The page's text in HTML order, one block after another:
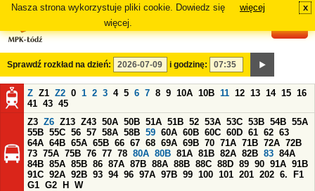
Nasza strona wykorzystuje pliki cookie. Dowiedz się
więcej.
więcej x
Sprawdź rozkład na dzień: i godzinę:
Z Z1 Z2 0 1 2 3 4 5 6 7 8 9 10A 10B 11 12 13 14 15 16
41 43 45
Z3 Z6 Z13 Z43 50A 50B 51A 51B 52 53A 53C 53B 54B 55A
55B 55C 56 57 58A 58B 59 60A 60B 60C 60D 61 62 63
64A 64B 65A 65B 66 67 68 69A 69B 70 71A 71B 72A 72B
73 75A 75B 76 77 78 80A 80B 81A 81B 82A 82B 83 84A
84B 85A 85B 86 87A 87B 88A 88B 88C 88D 89 90 91A 91B
91C 92A 92B 93 94 96 97A 97B 99 100 101 201 202 6.
F1
G1 G2 H
W